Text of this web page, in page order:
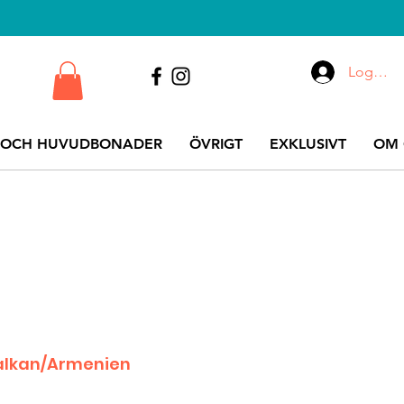
HUVUDBONADER ÖVRIGT EXKLUSIVT OM
Logga
Armenien